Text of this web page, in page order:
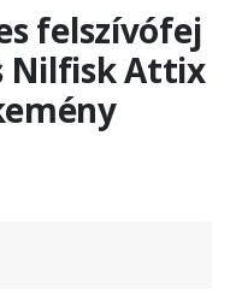
felszívófej
Nilfisk Attix